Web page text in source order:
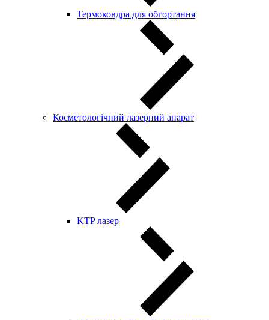
Термоковдра для обгортання
Косметологічний лазерний апарат
KTP лазер